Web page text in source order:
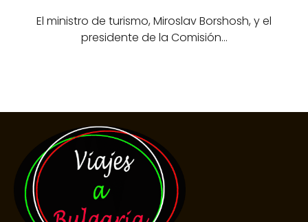
El ministro de turismo, Miroslav Borshosh, y el
presidente de la Comisión…